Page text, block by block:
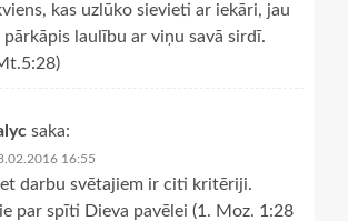
kas uzlūko sievieti ar iekāri, jau
pārkāpis laulību ar viņu savā sirdī.
saka:
16:55
darbu svētajiem ir citi kritēriji.
par spīti Dieva pavēlei (1. Moz. 1:28